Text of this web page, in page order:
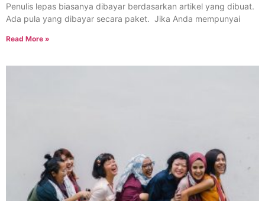
Penulis lepas biasanya dibayar berdasarkan artikel yang dibuat.
Ada pula yang dibayar secara paket. Jika Anda mempunyai
Read More »